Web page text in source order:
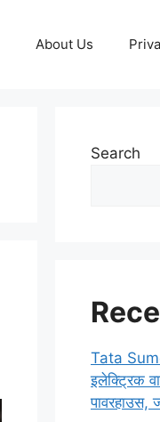
About Us
Search
Tata
इलेक्ट्रिक